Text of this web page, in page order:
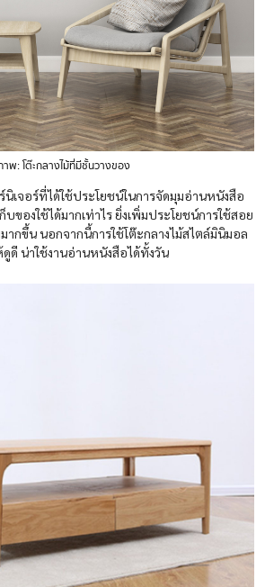
าพ: โต๊ะกลางไม้ที่มีชั้นวางของ
นิเจอร์ที่ได้ใช้ประโยชน์ในการจัดมุมอ่านหนังสือ
ของใช้ได้มากเท่าไร ยิ่งเพิ่มประโยชน์การใช้สอย
ากขึ้น นอกจากนี้การใช้โต๊ะกลางไม้สไตล์มินิมอล
ดี น่าใช้งานอ่านหนังสือได้ทั้งวัน